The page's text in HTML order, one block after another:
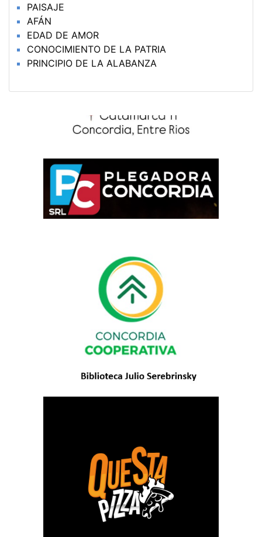
PAISAJE
AFÁN
EDAD DE AMOR
CONOCIMIENTO DE LA PATRIA
PRINCIPIO DE LA ALABANZA